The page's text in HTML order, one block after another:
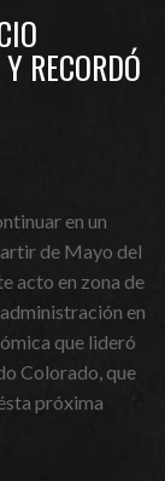
RECORDÓ
en un
de Mayo del
acto en zona de
en
que lideró
Colorado, que
próxima